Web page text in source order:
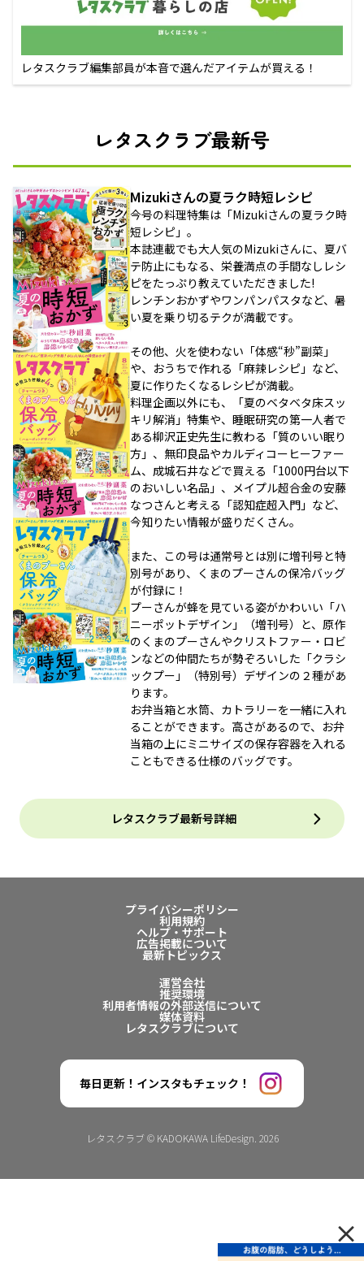
レタスクラブ編集部員が本音で選んだアイテムが買える！
レタスクラブ最新号
Mizukiさんの夏ラク時短レシピ
今号の料理特集は「Mizukiさんの夏ラク時
短レシピ」。
本誌連載でも大人気のMizukiさんに、夏バ
テ防止にもなる、栄養満点の手間なしレシ
ピをたっぷり教えていただきました!
レンチンおかずやワンパンパスタなど、暑
い夏を乗り切るテクが満載です。
その他、火を使わない「体感“秒”副菜」
や、おうちで作れる「麻辣レシピ」など、
夏に作りたくなるレシピが満載。
料理企画以外にも、「夏のベタベタ床スッ
キリ解消」特集や、睡眠研究の第一人者で
ある柳沢正史先生に教わる「質のいい眠り
方」、無印良品やカルディコーヒーファー
ム、成城石井などで買える「1000円台以下
のおいしい名品」、メイプル超合金の安藤
なつさんと考える「認知症超入門」など、
今知りたい情報が盛りだくさん。
また、この号は通常号とは別に増刊号と特
別号があり、くまのプーさんの保冷バッグ
が付録に！
プーさんが蜂を見ている姿がかわいい「ハ
ニーポットデザイン」（増刊号）と、原作
のくまのプーさんやクリストファー・ロビ
ンなどの仲間たちが勢ぞろいした「クラシ
ックプー」（特別号）デザインの２種があ
ります。
お弁当箱と水筒、カトラリーを一緒に入れ
ることができます。高さがあるので、お弁
当箱の上にミニサイズの保存容器を入れる
こともできる仕様のバッグです。
レタスクラブ最新号詳細
プライバシーポリシー
利用規約
ヘルプ・サポート
広告掲載について
最新トピックス
運営会社
推奨環境
利用者情報の外部送信について
媒体資料
レタスクラブについて
毎日更新！インスタもチェック！
レタスクラブ © KADOKAWA LifeDesign. 2026
×